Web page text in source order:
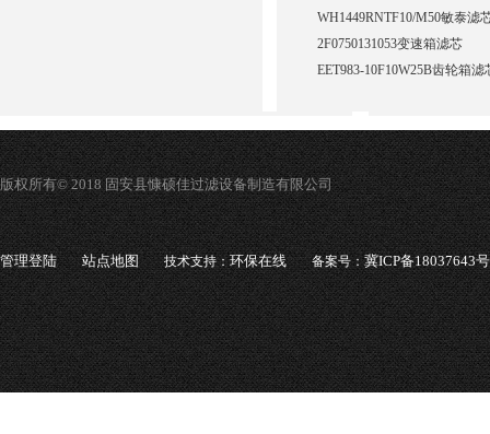
WH1449RNTF10/M50敏泰滤
2F0750131053变速箱滤芯
EET983-10F10W25B齿轮箱滤
版权所有© 2018 固安县慷硕佳过滤设备制造有限公司
管理登陆 站点地图 技术支持：环保在线 备案号：冀ICP备18037643